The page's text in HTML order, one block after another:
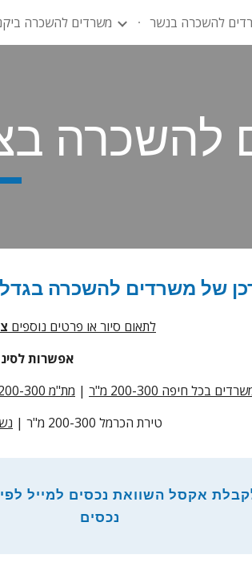
Skip to navigationמשרדים להשכרה להשכרה בנשר
בצ'ק פוסט
להשכרה בגדלים של 200-300 מ"ר באזור הצ'ק
לתאום סיור או פרטים נוספים
:אפשרות
בכל חיפה 200-300 מ"ר
| מת"מ 200-300 מ"ר
טירת הכרמל 200-300 מ"ר |
נשר
אקסל השוואת נכסים למייל לפי
נכסים